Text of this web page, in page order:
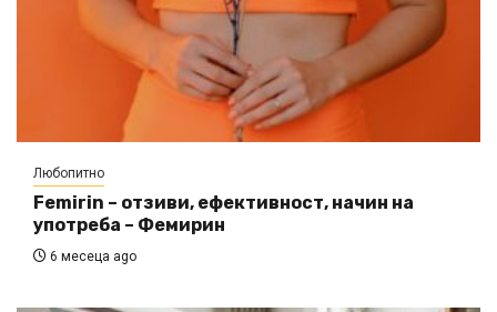
Любопитно
Femirin – отзиви, ефективност, начин на
употреба – Фемирин
6 месеца ago